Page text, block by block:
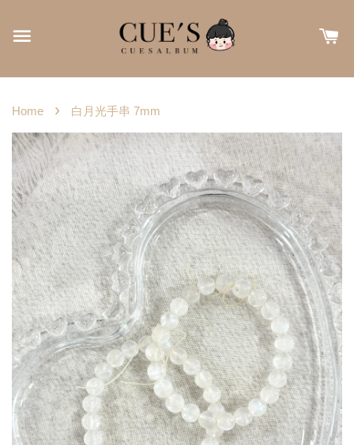
Home › 白月光手串 7mm